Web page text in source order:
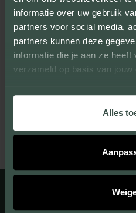
informatie over uw gebruik
partners voor social media,
partners kunnen deze
informatie die je aan ze
verzameld op basis van jouw
Alles
Wir liefern
kleine Projekte
einzigartiges